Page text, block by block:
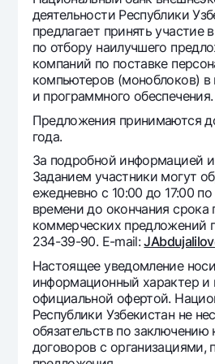
До востребования USD
Для всех USD
Золотой депозит
Золотые слитки от НБУ
UzCard/HUMO
Visa
Visa FIFA
Mastercard
Зарплатные
Garmin pay
Эскроу-cчёт
Тарифы
Акции
Мобильное приложение
Часто задаваемые
Ищите по сайту
Найти
Полезные ссылки
Часто задаваемые вопросы
Пресс-центр
деятельности Республики
предлагает принять участие
по отбору наилучшего
компаний по поставке
компьютеров (моноблоков) в
и программного обеспечения.
Предложения принимаются
года.
За подробной информацией
Заданием участники могут
ежедневно с 10:00 до 17:00
времени до окончания срока
коммерческих предложений
234-39-90. E-mail:
Настоящее уведомление
информационный характер и
официальной офертой.
Республики Узбекистан не
обязательств по заключению
договоров с организациями,